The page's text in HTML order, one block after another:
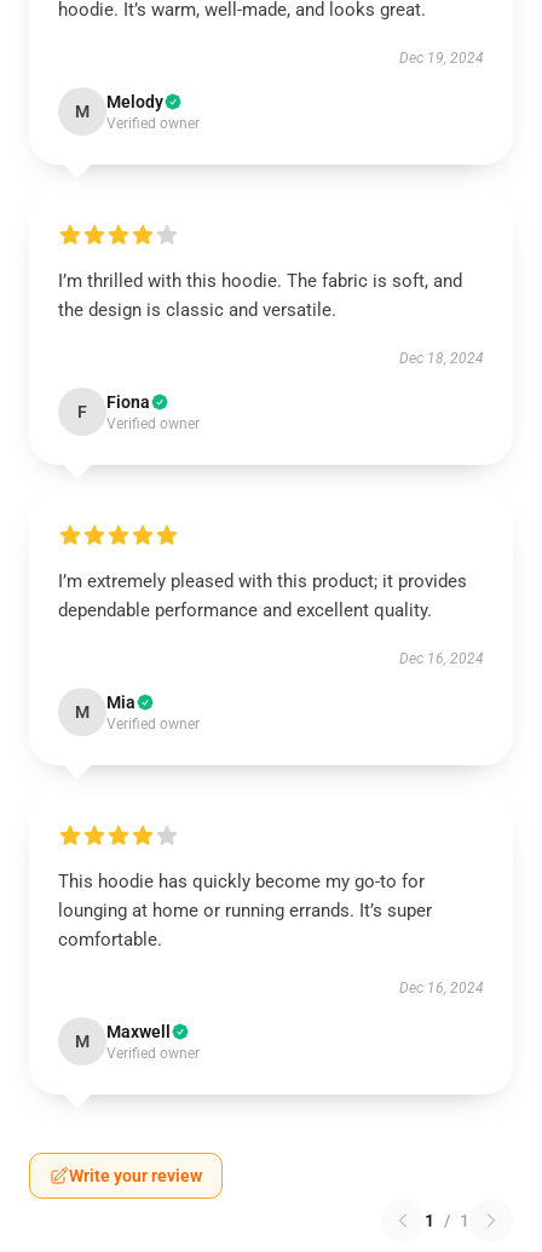
hoodie. It’s warm, well-made, and looks great.
Dec 19, 2024
M Melody
Verified owner
I’m thrilled with this hoodie. The fabric is soft, and
the design is classic and versatile.
Dec 18, 2024
F Fiona
Verified owner
I’m extremely pleased with this product; it provides
dependable performance and excellent quality.
Dec 16, 2024
M Mia
Verified owner
This hoodie has quickly become my go-to for
lounging at home or running errands. It’s super
comfortable.
Dec 16, 2024
M Maxwell
Verified owner
Write your review
1 / 1